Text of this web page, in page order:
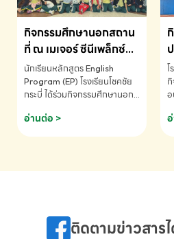
กิจกรรมศึกษานอกสถาน
ที่ ณ เมเจอร์ ซีนีเพล็กซ์
ระดับประถมศึกษา (EP.1-
6)
นักเรียนหลักสูตร English
Program (EP) โรงเรียนโชคชัย
กระบี่ ได้ร่วมกิจกรรมศึกษานอก
ชมภาพยนตร์ Toy Story 5
(Soundtrack)เพื่อเสริมทักษะ
ภาษา ผ่านประสบการณ์การเรียนรู้
075-691910
อ่านต่อ >
โ
อ
ติดตามข่าวสาร